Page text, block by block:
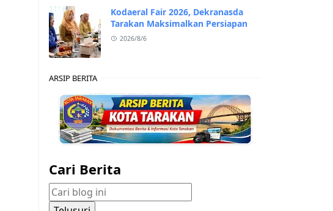
Kodaeral Fair 2026, Dekranasda
Tarakan Maksimalkan Persiapan
2026/8/6
ARSIP BERITA
Cari Berita